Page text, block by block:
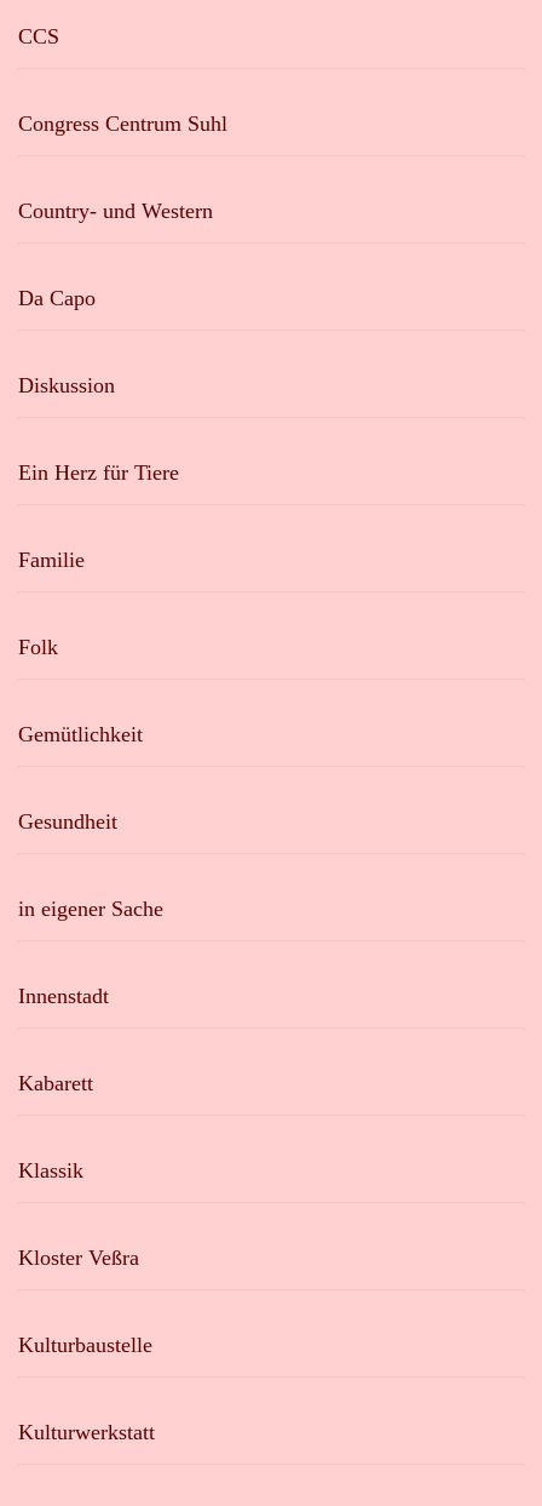
CCS
Congress Centrum Suhl
Country- und Western
Da Capo
Diskussion
Ein Herz für Tiere
Familie
Folk
Gemütlichkeit
Gesundheit
in eigener Sache
Innenstadt
Kabarett
Klassik
Kloster Veßra
Kulturbaustelle
Kulturwerkstatt